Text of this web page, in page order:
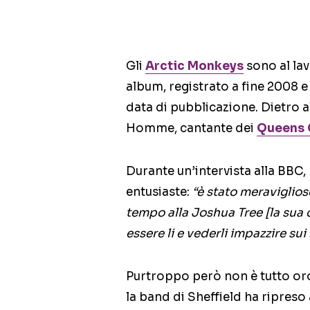
Gli Arctic Monkeys sono al
album, registrato a fine 2008
data di pubblicazione. Dietro
Homme, cantante dei Queens
Durante un’intervista alla
entusiaste: “è stato
tempo alla Joshua Tree [la
essere li e vederli impazzire
Purtroppo però non è tutto
la band di Sheffield ha ripreso